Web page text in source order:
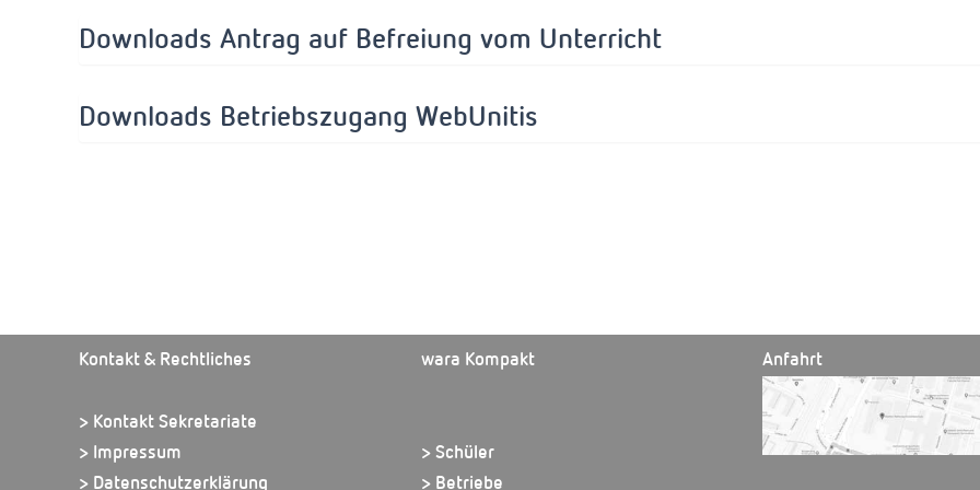
Downloads Antrag auf Befreiung vom Unterricht
Downloads Betriebszugang WebUnitis
Kontakt & Rechtliches
> Kontakt Sekretariate
> Impressum
> Datenschutzerklärung
wara Kompakt
> Schüler
> Betriebe
Anfahrt